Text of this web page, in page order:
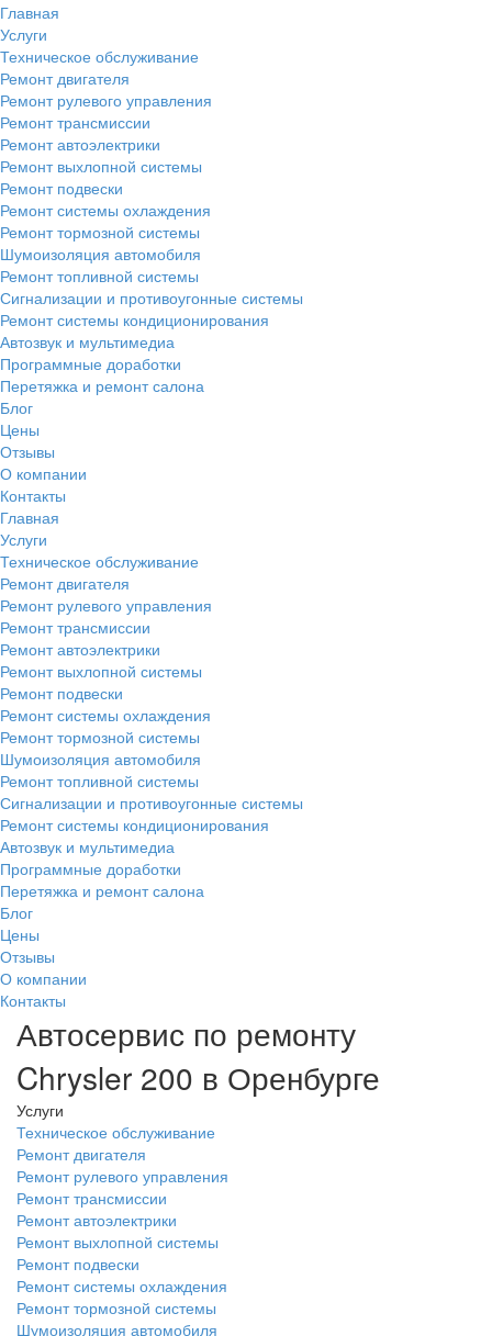
Главная
Услуги
Техническое обслуживание
Ремонт двигателя
Ремонт рулевого управления
Ремонт трансмиссии
Ремонт автоэлектрики
Ремонт выхлопной системы
Ремонт подвески
Ремонт системы охлаждения
Ремонт тормозной системы
Шумоизоляция автомобиля
Ремонт топливной системы
Сигнализации и противоугонные системы
Ремонт системы кондиционирования
Автозвук и мультимедиа
Программные доработки
Перетяжка и ремонт салона
Блог
Цены
Отзывы
О компании
Контакты
Главная
Услуги
Техническое обслуживание
Ремонт двигателя
Ремонт рулевого управления
Ремонт трансмиссии
Ремонт автоэлектрики
Ремонт выхлопной системы
Ремонт подвески
Ремонт системы охлаждения
Ремонт тормозной системы
Шумоизоляция автомобиля
Ремонт топливной системы
Сигнализации и противоугонные системы
Ремонт системы кондиционирования
Автозвук и мультимедиа
Программные доработки
Перетяжка и ремонт салона
Блог
Цены
Отзывы
О компании
Контакты
Автосервис по ремонту
Chrysler 200 в Оренбурге
Услуги
Техническое обслуживание
Ремонт двигателя
Ремонт рулевого управления
Ремонт трансмиссии
Ремонт автоэлектрики
Ремонт выхлопной системы
Ремонт подвески
Ремонт системы охлаждения
Ремонт тормозной системы
Шумоизоляция автомобиля